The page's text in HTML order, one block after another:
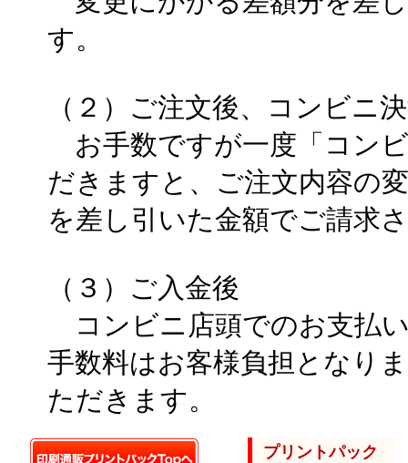
す。
（２）ご注文後、コンビニ
お手数ですが一度「コン
だきますと、ご注文内容の
を差し引いた金額でご請求
（３）ご入金後
コンビニ店頭でのお支払
手数料はお客様負担となり
ただきます。
プリントパック